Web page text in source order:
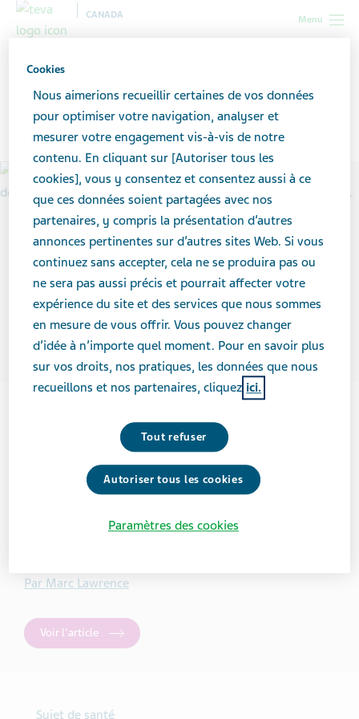
Menu
CANADA
Canada
20 histoires - SP
Quatre conseils pour ne pas tomber dans le
piège du contrôle lorsqu’on est proche
Par Marc Lawrence
Voir l'article
Sujet de santé
Cookies
Nous aimerions recueillir certaines de vos données
pour optimiser votre navigation, analyser et
mesurer votre engagement vis-à-vis de notre
contenu. En cliquant sur [Autoriser tous les
cookies], vous y consentez et consentez aussi à ce
que ces données soient partagées avec nos
partenaires, y compris la présentation d’autres
annonces pertinentes sur d’autres sites Web. Si vous
continuez sans accepter, cela ne se produira pas ou
ne sera pas aussi précis et pourrait affecter votre
expérience du site et des services que nous sommes
en mesure de vous offrir. Vous pouvez changer
d’idée à n’importe quel moment. Pour en savoir plus
sur vos droits, nos pratiques, les données que nous
recueillons et nos partenaires, cliquez ici.
Tout refuser
Autoriser tous les cookies
Paramètres des cookies